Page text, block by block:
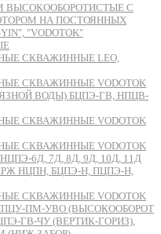
ВЫСОКООБОРОТИСТЫЕ С
НА ПОСТОЯННЫХ
"VODOTOK"
СКВАЖИННЫЕ LEO,
СКВАЖИННЫЕ VODOTOK
ВОДЫ) БЦПЭ-ГВ, НПЦВ-
СКВАЖИННЫЕ VODOTOK
СКВАЖИННЫЕ VODOTOK
6Д, 7Д, 8Д, 9Д, 10Д, 11Д
НЦПН, БЦПЭ-Н, ПЦПЭ-Н,
СКВАЖИННЫЕ VODOTOK
ПМ-УВО (ВЫСОКООБОРОТ
ГВ-ЧУ (ВЕРТИК-ГОРИЗ),